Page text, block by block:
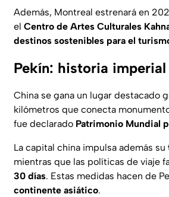
Además, Montreal estrenará en
el Centro de Artes Culturales
destinos sostenibles para el
Pekín: historia
China se gana un lugar destacado
kilómetros que conecta
fue declarado Patrimonio Mundial
La capital china impulsa además su
mientras que las políticas de viaje
30 días. Estas medidas hacen de
continente asiático.